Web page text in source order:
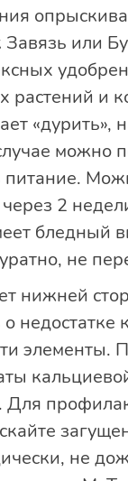
Завязь или
растений и
«дурить»,
можно
питание.
2
бледный
не
нижней
о
элементы.
Для
не